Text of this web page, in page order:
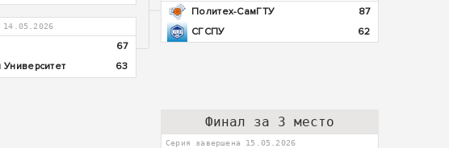
14.05.2026
67
Университет
63
Политех-СамГТУ
87
СГСПУ
62
Финал за 3 место
Серия завершена 15.05.2026